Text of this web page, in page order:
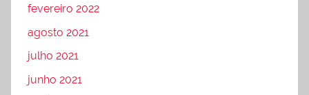
fevereiro 2022
agosto 2021
julho 2021
junho 2021